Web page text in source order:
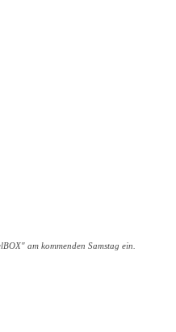
am kommenden Samstag ein.